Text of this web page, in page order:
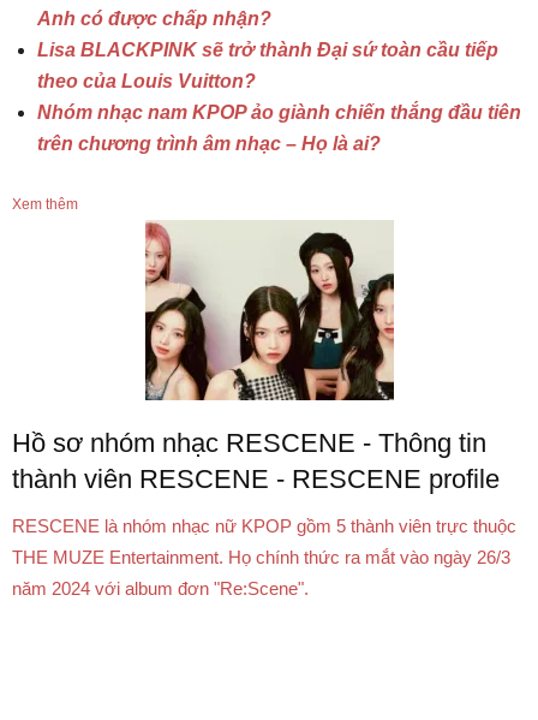
Anh có được chấp nhận?
Lisa BLACKPINK sẽ trở thành Đại sứ toàn cầu tiếp
theo của Louis Vuitton?
Nhóm nhạc nam KPOP ảo giành chiến thắng đầu tiên
trên chương trình âm nhạc – Họ là ai?
Xem thêm
Hồ sơ nhóm nhạc RESCENE - Thông tin
thành viên RESCENE - RESCENE profile
RESCENE là nhóm nhạc nữ KPOP gồm 5 thành viên trực thuộc
THE MUZE Entertainment. Họ chính thức ra mắt vào ngày 26/3
năm 2024 với album đơn "Re:Scene".